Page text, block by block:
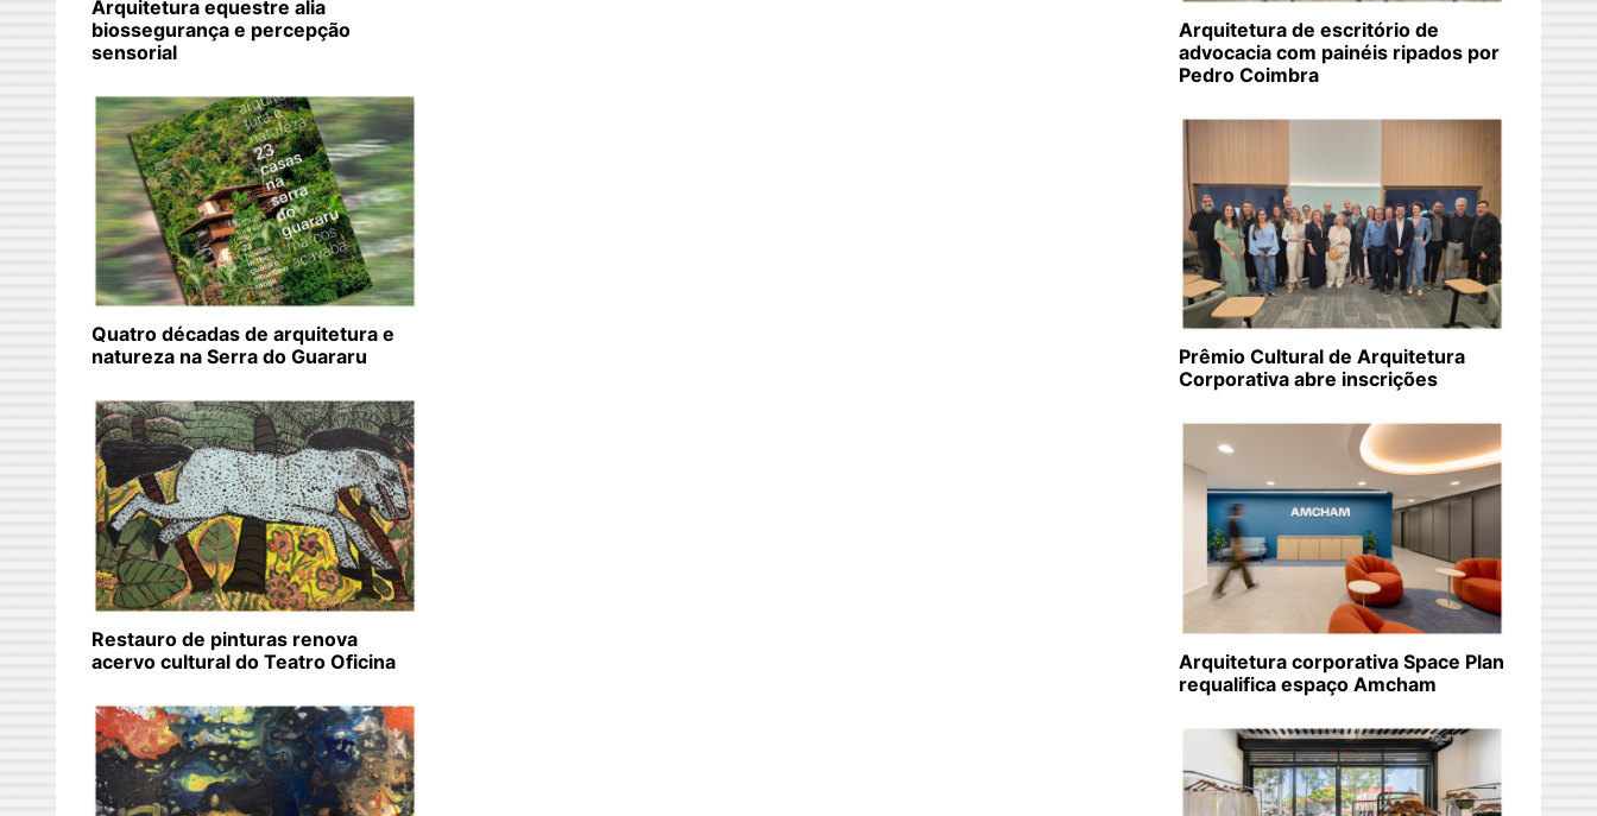
Arquitetura equestre alia
biossegurança e percepção
sensorial
Quatro décadas de arquitetura e
natureza na Serra do Guararu
Restauro de pinturas renova
acervo cultural do Teatro Oficina
Arquitetura de escritório de
advocacia com painéis ripados por
Pedro Coimbra
Prêmio Cultural de Arquitetura
Corporativa abre inscrições
Arquitetura corporativa Space Plan
requalifica espaço Amcham